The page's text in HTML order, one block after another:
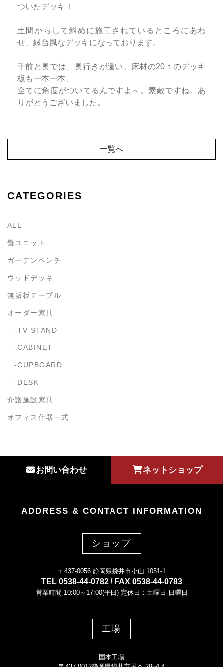
ついたデッキ！
土間からして斜めに施工されているところにあわ
せ、縁台風なデッキになっております。
手前と奥では、奥行きが違い、床材の20ｔのデッキ
板も一本一本、
全てに角度がついてるんですよ～。素敵ですね。あ
りがとうございました。
一覧へ
CATEGORIES
ALL
畳ユニット
ガーデンベンチ
ウッドデッキ
無垢板テーブル
オーダー家具
TV STAND
CABINET
CUPBOARD
DESK
介護施設家具
オフィス什器一式
お問い合わせ ネットショップ
ADDRESS & CONTACT INFORMATION
ショップ
〒437-0056 静岡県袋井市小山 1051-1
TEL 0538-44-0782 / FAX 0538-44-0783
営業時間 10:00～17:00(平日) 定休日：土曜日 日曜日
工場
国本工場